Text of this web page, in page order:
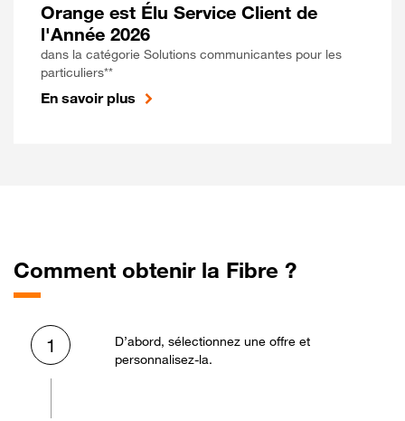
Orange est Élu Service Client de
l'Année 2026
dans la catégorie Solutions communicantes pour les
particuliers**
En savoir plus
Comment obtenir la Fibre ?
1
D’abord, sélectionnez une offre et
personnalisez-la.